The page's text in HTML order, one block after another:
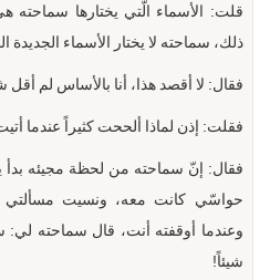
قلت: الأسماء الّتي يختارها سماحته
ذلك، سماحته لا يختار الأسماء الجديدة
فقال: لا أقصد هذا، أنا بالأساس لم أقل
فقلت: إذن لماذا ألححت كثيراً عندما
فقال: إنّ سماحته من لحظة مجيئه بدأ
حواسّي كانت معه، ونسيت
وعندما أوقفته أنت، قال سماحته لي:
شيئاً!